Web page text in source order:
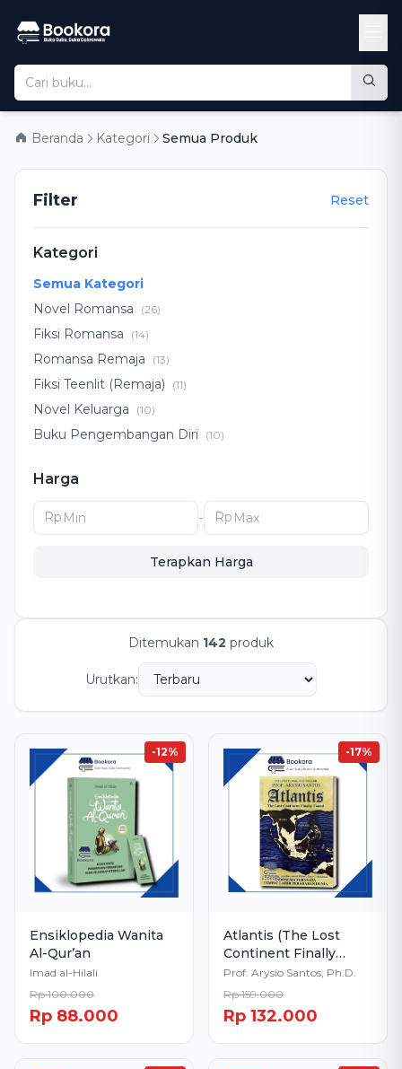
Beranda Kategori Semua Produk
Filter Reset
Kategori
Semua Kategori
Novel Romansa
(26)
Fiksi Romansa (14)
Romansa Remaja (13)
Fiksi Teenlit (Remaja) (11)
Novel Keluarga (10)
Buku Pengembangan Diri (10)
Drama Keluarga
Romansa Islami
Novel Romansa Islami (4)
Harga
Rp - Rp
Terapkan Harga
Ditemukan 142 produk
Urutkan:
-12%
Ensiklopedia Wanita
Al-Qur’an
Imad al-Hilali
Rp 100.000
Rp 88.000
-17%
Atlantis (The Lost
Continent Finally
Found)
Prof. Arysio Santos, Ph.D.
Rp 159.000
Rp 132.000